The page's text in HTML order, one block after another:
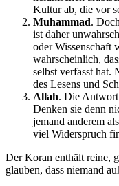
Kultur ab, die vor
Muhammad.
ist daher
oder Wissenschaft
wahrscheinlich,
selbst verfasst hat.
des Lesens und
Allah. Die
Denken sie denn
jemand anderem
viel Widerspruch
Der Koran enthält reine,
glauben, dass niemand